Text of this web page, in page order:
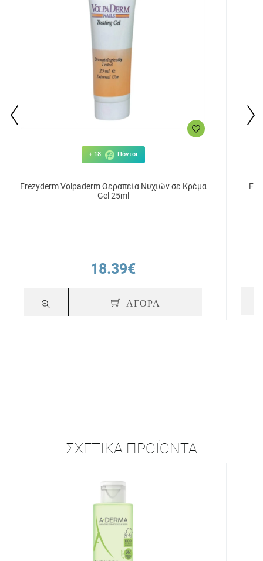
+ 18 Πόντοι
Frezyderm Volpaderm Θεραπεία Νυχιών σε Κρέμα
Gel 25ml
18.39€
ΑΓΟΡΑ
ΣΧΕΤΙΚΆ ΠΡΟΪΌΝΤΑ